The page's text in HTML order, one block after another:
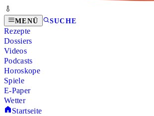
MENÜ SUCHE
Rezepte
Dossiers
Videos
Podcasts
Horoskope
Spiele
E-Paper
Wetter
Startseite